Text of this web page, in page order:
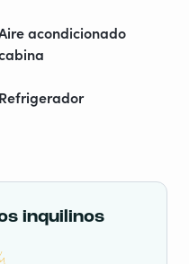
acondicionado
Refrigerador
inquilinos